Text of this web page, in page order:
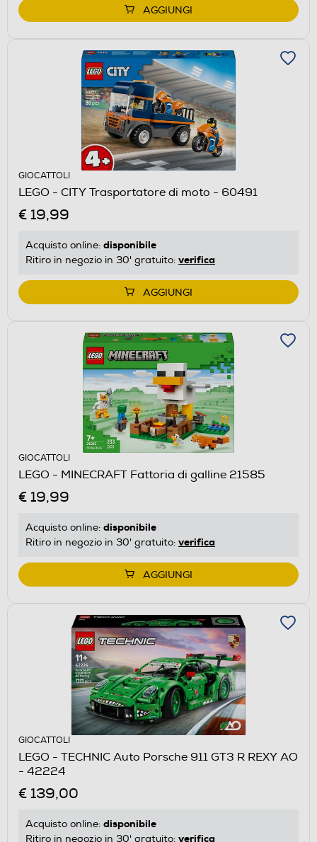
AGGIUNGI
GIOCATTOLI
LEGO - CITY Trasportatore di moto - 60491
€ 19,99
Acquisto online: disponibile
Ritiro in negozio in 30' gratuito: verifica
AGGIUNGI
GIOCATTOLI
LEGO - MINECRAFT Fattoria di galline 21585
€ 19,99
Acquisto online: disponibile
Ritiro in negozio in 30' gratuito: verifica
AGGIUNGI
GIOCATTOLI
LEGO - TECHNIC Auto Porsche 911 GT3 R REXY AO
- 42224
€ 139,00
Acquisto online: disponibile
Ritiro in negozio in 30' gratuito: verifica